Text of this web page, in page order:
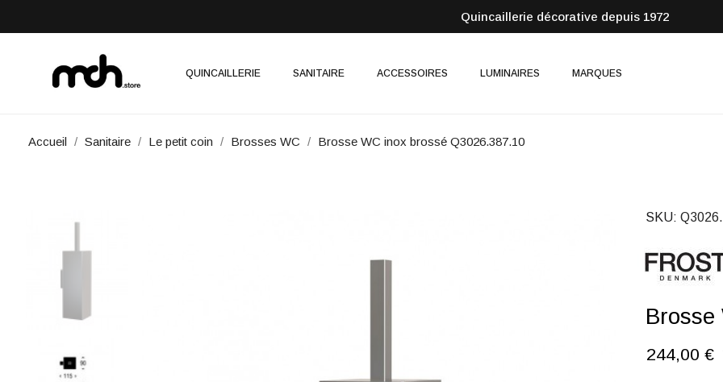
Quincaillerie décorative depuis 1972
QUINCAILLERIE SANITAIRE ACCESSOIRES LUMINAIRES MARQUES
Accueil Sanitaire Le petit coin Brosses WC Brosse WC inox brossé Q3026.387.10
SKU
244,00 €